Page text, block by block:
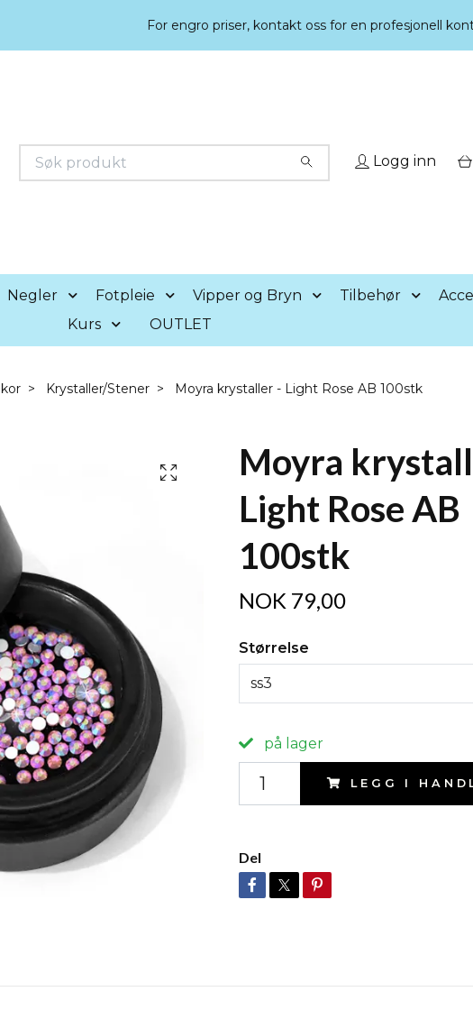
For engro priser, kontakt oss for en profesjonell
Logg inn
Negler Fotpleie Vipper og Bryn Tilbehør
Kurs
OUTLET
Krystaller/Stener Moyra krystaller - Light Rose AB 100stk
Moyra
Light Rose AB
100stk
NOK 79,00
Størrelse
ss3
på lager
LEGG I
Del